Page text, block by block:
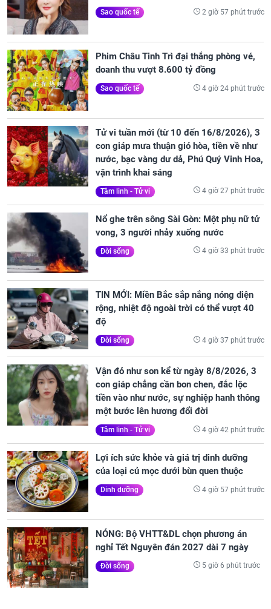
Sao quốc tế 2 giờ 57 phút trước
Phim Châu Tinh Trì đại thắng phòng vé,
doanh thu vượt 8.600 tỷ đồng
Sao quốc tế 4 giờ 24 phút trước
Tử vi tuần mới (từ 10 đến 16/8/2026), 3
con giáp mưa thuận gió hòa, tiền về như
nước, bạc vàng dư dả, Phú Quý Vinh Hoa,
vận trình khai sáng
Tâm linh - Tử vi 4 giờ 27 phút trước
Nổ ghe trên sông Sài Gòn: Một phụ nữ tử
vong, 3 người nhảy xuống nước
Đời sống 4 giờ 33 phút trước
TIN MỚI: Miền Bắc sắp nắng nóng diện
rộng, nhiệt độ ngoài trời có thể vượt 40
độ
Đời sống 4 giờ 37 phút trước
Vận đỏ như son kể từ ngày 8/8/2026, 3
con giáp chẳng cần bon chen, đắc lộc
tiền vào như nước, sự nghiệp hanh thông
một bước lên hương đổi đời
Tâm linh - Tử vi 4 giờ 42 phút trước
Lợi ích sức khỏe và giá trị dinh dưỡng
của loại củ mọc dưới bùn quen thuộc
Dinh dưỡng 4 giờ 57 phút trước
NÓNG: Bộ VHTT&DL chọn phương án
nghỉ Tết Nguyên đán 2027 dài 7 ngày
Đời sống 5 giờ 6 phút trước